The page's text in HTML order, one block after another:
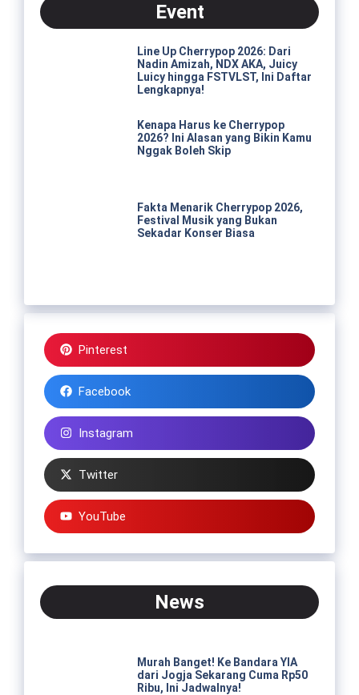
Event
Line Up Cherrypop 2026: Dari
Nadin Amizah, NDX AKA, Juicy
Luicy hingga FSTVLST, Ini Daftar
Lengkapnya!
Kenapa Harus ke Cherrypop
2026? Ini Alasan yang Bikin Kamu
Nggak Boleh Skip
Fakta Menarik Cherrypop 2026,
Festival Musik yang Bukan
Sekadar Konser Biasa
Pinterest
Facebook
Instagram
Twitter
YouTube
News
Murah Banget! Ke Bandara YIA
dari Jogja Sekarang Cuma Rp50
Ribu, Ini Jadwalnya!